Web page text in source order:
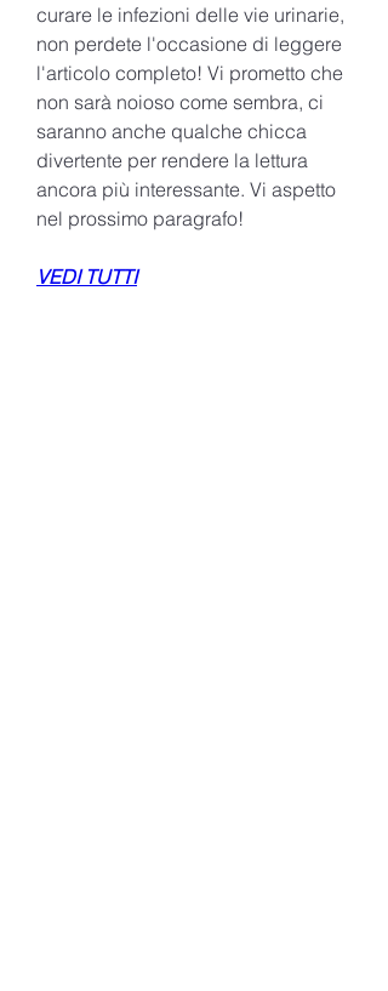
curare le infezioni delle vie urinarie,
non perdete l'occasione di leggere
l'articolo completo! Vi prometto che
non sarà noioso come sembra, ci
saranno anche qualche chicca
divertente per rendere la lettura
ancora più interessante. Vi aspetto
nel prossimo paragrafo!
VEDI TUTTI